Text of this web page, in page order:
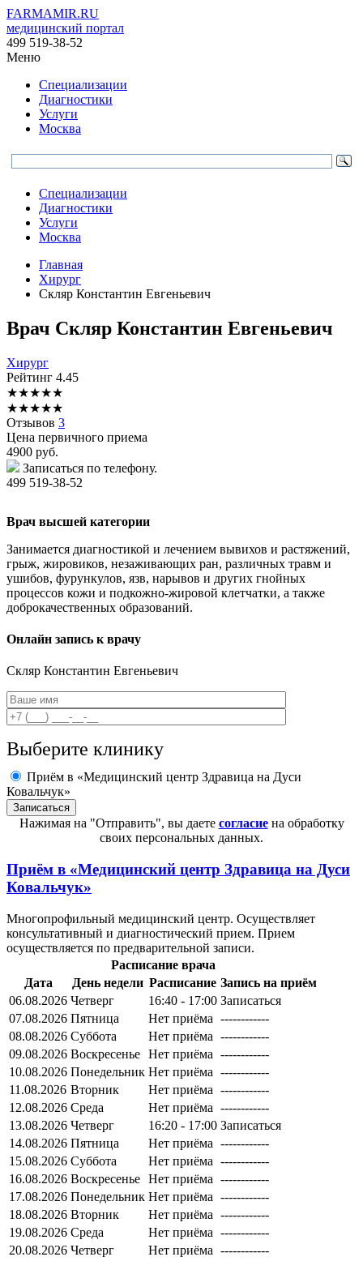
FARMAMIR.RU
медицинский портал
499 519-38-52
Меню
Специализации
Диагностики
Услуги
Москва
Специализации
Диагностики
Услуги
Москва
Главная
Хирург
Скляр Константин Евгеньевич
Врач Скляр Константин Евгеньевич
Хирург
Рейтинг 4.45
★★★★★
★★★★★
Отзывов 3
Цена первичного приема
4900 руб.
Записаться по телефону.
499 519-38-52
Врач высшей категории
Занимается диагностикой и лечением вывихов и растяжений,
грыж, жировиков, незаживающих ран, различных травм и
ушибов, фурункулов, язв, нарывов и других гнойных
процессов кожи и подкожно-жировой клетчатки, а также
доброкачественных образований.
Онлайн запись к врачу
Скляр Константин Евгеньевич
Выберите клинику
Приём в «Медицинский центр Здравица на Дуси
Ковальчук»
Нажимая на "Отправить", вы даете согласиена обработку
своих персональных данных.
Приём в «Медицинский центр Здравица на Дуси
Ковальчук»
Многопрофильный медицинский центр. Осуществляет
консультативный и диагностический прием. Прием
осуществляется по предварительной записи.
Расписание врача
Дата
День недели Расписание Запись на приём
06.08.2026 Четверг 16:40 - 17:00 Записаться
07.08.2026 Пятница Нет приёма ------------
08.08.2026 Суббота Нет приёма ------------
09.08.2026 Воскресенье Нет приёма ------------
10.08.2026 Понедельник Нет приёма ------------
11.08.2026 Вторник Нет приёма ------------
12.08.2026 Среда Нет приёма ------------
13.08.2026 Четверг 16:20 - 17:00 Записаться
14.08.2026 Пятница Нет приёма ------------
15.08.2026 Суббота Нет приёма ------------
16.08.2026 Воскресенье Нет приёма ------------
17.08.2026 Понедельник Нет приёма ------------
18.08.2026 Вторник Нет приёма ------------
19.08.2026 Среда Нет приёма ------------
20.08.2026 Четверг Нет приёма ------------